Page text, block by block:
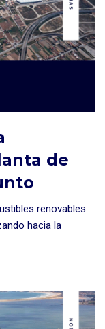
de
renovables
hacia la